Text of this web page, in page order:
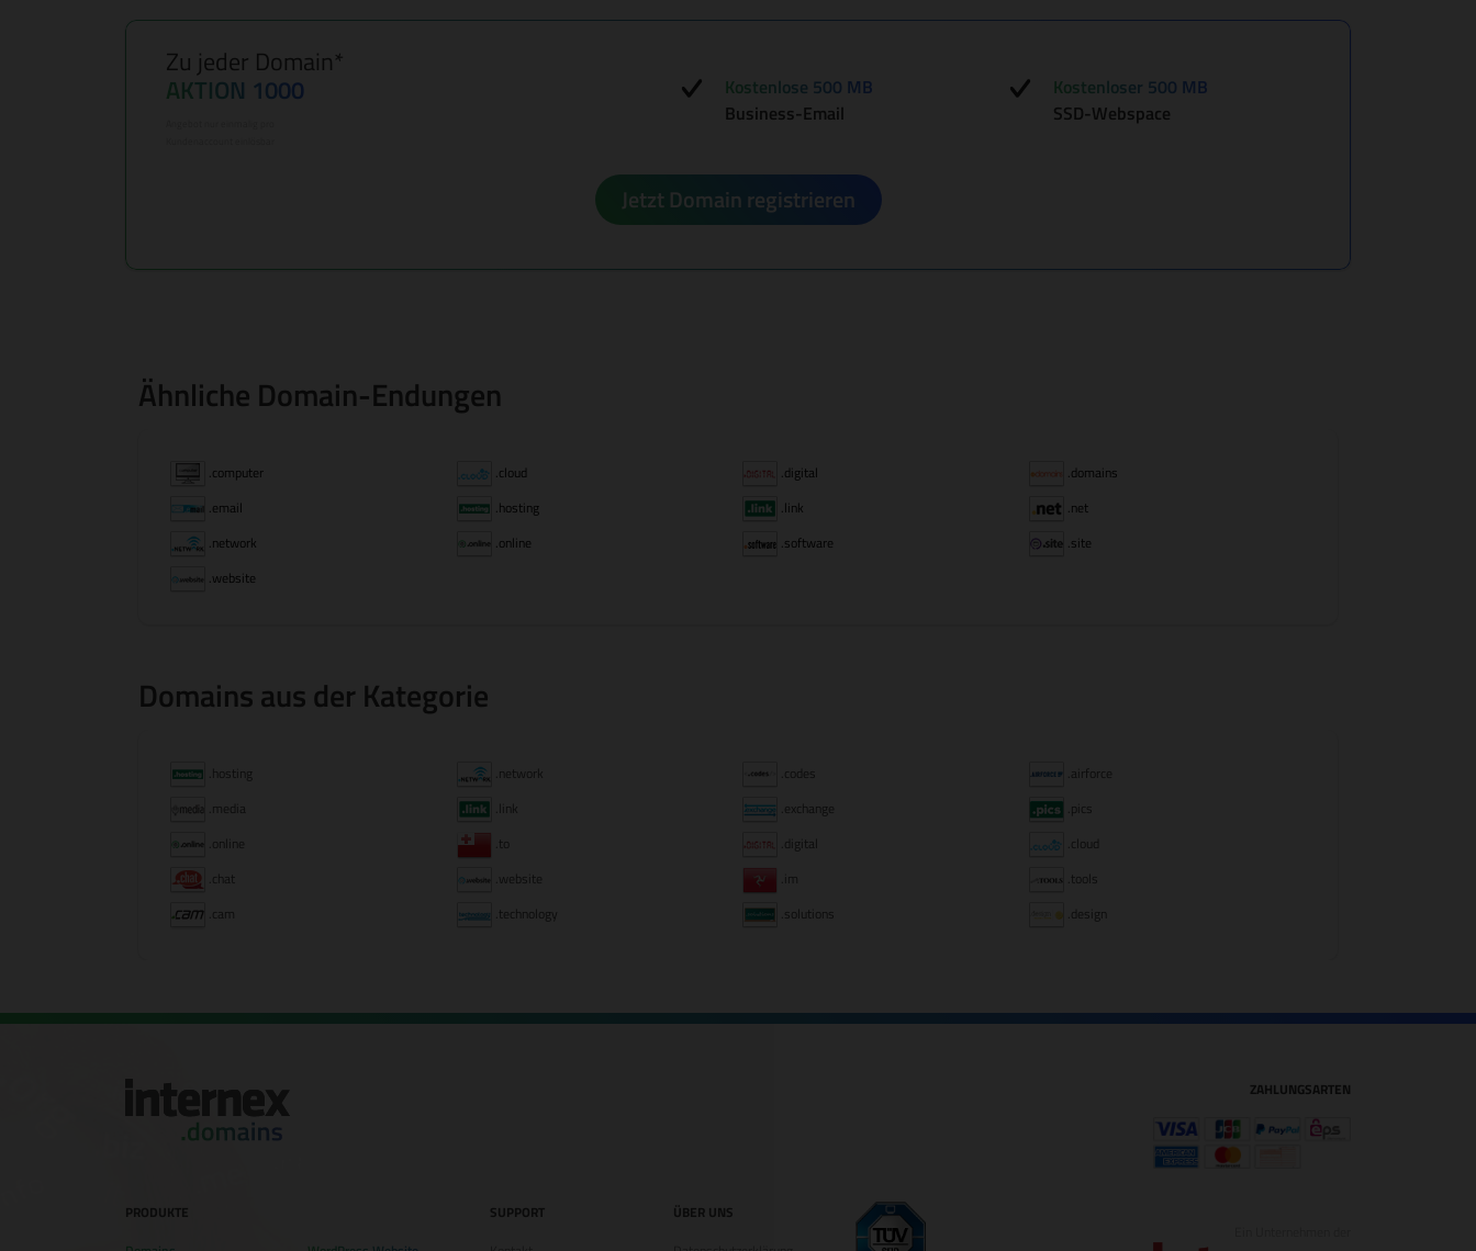
Zu jeder Domain*
AKTION 1000
Kostenlose 500 MB
Business-Email
Kostenloser 500 MB
SSD-Webspace
Jetzt Domain registrieren
Ähnliche Domain-Endungen
.computer .cloud .digital
.domains
.email
.hosting .link
.net
.network
.online .software
.site
.website
Domains aus der Kategorie
.hosting .network .codes
.airforce
.media
.link .exchange
.pics
.online
.to .digital
.cloud
.chat
.website .im
.tools
.cam
.technology .solutions .design
PRODUKTE
SUPPORT
ÜBER UNS
ZAHLUNGSARTEN